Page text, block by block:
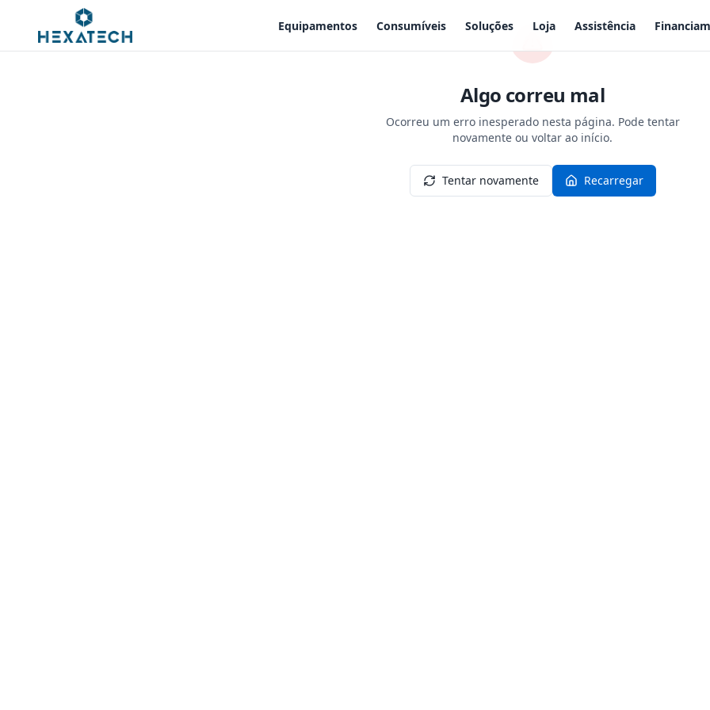
Equipamentos Consumíveis Soluções Loja Assistência
Algo correu mal
Ocorreu um erro inesperado nesta página. Pode tentar
novamente ou voltar ao início.
Tentar novamente Recarregar